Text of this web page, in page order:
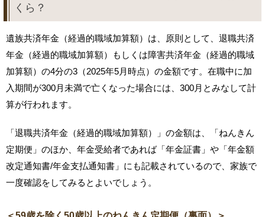
くら？
遺族共済年金（経過的職域加算額）は、原則として、退職共済
年金（経過的職域加算額）もしくは障害共済年金（経過的職域
加算額）の4分の3（2025年5月時点）の金額です。在職中に加
入期間が300月未満で亡くなった場合には、300月とみなして計
算が行われます。
「退職共済年金（経過的職域加算額）」の金額は、「ねんきん
定期便」のほか、年金受給者であれば「年金証書」や「年金額
改定通知書/年金支払通知書」にも記載されているので、家族で
一度確認をしてみるとよいでしょう。